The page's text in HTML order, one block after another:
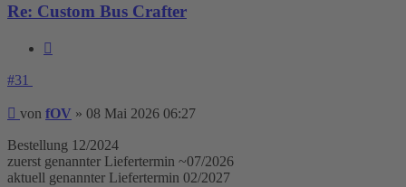
Re: Custom Bus Crafter
#31
Beitrag
von fOV » 08 Mai 2026 06:27
Bestellung 12/2024
zuerst genannter Liefertermin ~07/2026
aktuell genannter Liefertermin 02/2027